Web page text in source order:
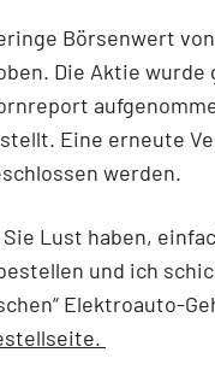
Börsenwert
Die Aktie
Eine erneute
werden.
Sie Lust haben,
und ich
Elektroauto-